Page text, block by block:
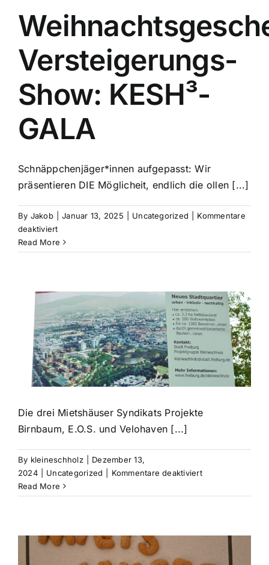
Versteigerungs-
Show: KESH³-
GALA
Schnäppchenjäger*innen aufgepasst: Wir
präsentieren DIE Möglicheit, endlich die ollen [...]
By Jakob Januar 13, 2025 Uncategorized
Kommentare
deaktiviertfür
Weihnachtsgeschenke-
Versteigerungs-
GALA
Read More
Die drei Mietshäuser Syndikats Projekte
Birnbaum, E.O.S. und Velohaven [...]
By kleineschholz
Dezember 13,
2024
Uncategorized Kommentare deaktiviertfür
Read More